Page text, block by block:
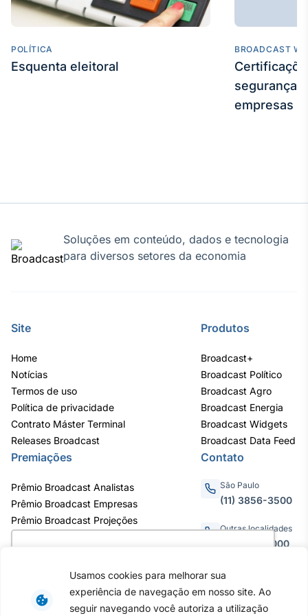
como você interage em nosso site e
personalizar conteúdo. Ao utilizar este site, você
Usamos cookies para melhorar sua
experiência de navegação em nosso site. Ao
seguir navegando você autoriza a utilização
Broadcast
Curadoria
Soluções de
Fundos
A melhor
BroadFast
Gestão de
POLÍTICA
Esquenta eleitoral
BROADCAST
segurança
empresas
Soluções em conteúdo, dados e tecnologia
para diversos setores da economia
Site
Home
Notícias
Termos de uso
Política de privacidade
Contrato Máster Terminal
Releases Broadcast
Produtos
Broadcast+
Broadcast Político
Broadcast Agro
Broadcast Energia
Broadcast Widgets
Broadcast Data Feed
Premiações
Prêmio Broadcast Analistas
Prêmio Broadcast Empresas
Prêmio Broadcast Projeções
Contato
São Paulo
(11) 3856-3500
Outras localidades
0800.011.3000
Av. Eng. Caetano Álvares, 55 - 3º e